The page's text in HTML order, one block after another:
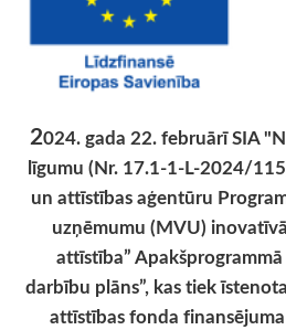
2024. gada 22. februārī SIA
līgumu (Nr. 17.1-1-L-2024/
un attīstības aģentūru
uzņēmumu (MVU)
attīstība”
darbību plāns”, kas tiek
attīstības fonda